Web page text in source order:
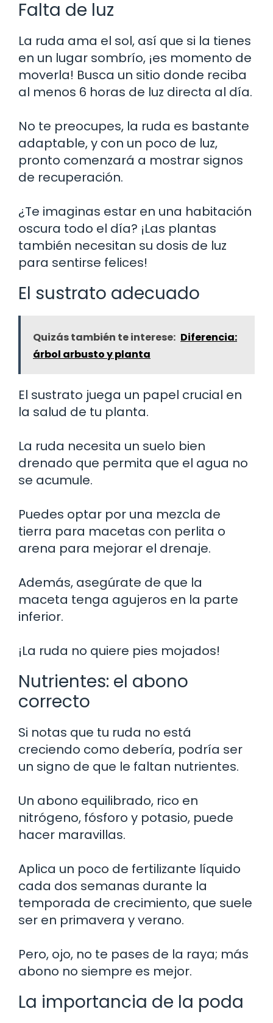
Falta de luz
La ruda ama el sol, así que si la tienes
en un lugar sombrío, ¡es momento de
moverla! Busca un sitio donde reciba
al menos 6 horas de luz directa al día.
No te preocupes, la ruda es bastante
adaptable, y con un poco de luz,
pronto comenzará a mostrar signos
de recuperación.
¿Te imaginas estar en una habitación
oscura todo el día? ¡Las plantas
también necesitan su dosis de luz
para sentirse felices!
El sustrato adecuado
Quizás también te interese: Diferencia:
árbol arbusto y planta
El sustrato juega un papel crucial en
la salud de tu planta.
La ruda necesita un suelo bien
drenado que permita que el agua no
se acumule.
Puedes optar por una mezcla de
tierra para macetas con perlita o
arena para mejorar el drenaje.
Además, asegúrate de que la
maceta tenga agujeros en la parte
inferior.
¡La ruda no quiere pies mojados!
Nutrientes: el abono
correcto
Si notas que tu ruda no está
creciendo como debería, podría ser
un signo de que le faltan nutrientes.
Un abono equilibrado, rico en
nitrógeno, fósforo y potasio, puede
hacer maravillas.
Aplica un poco de fertilizante líquido
cada dos semanas durante la
temporada de crecimiento, que suele
ser en primavera y verano.
Pero, ojo, no te pases de la raya; más
abono no siempre es mejor.
La importancia de la poda